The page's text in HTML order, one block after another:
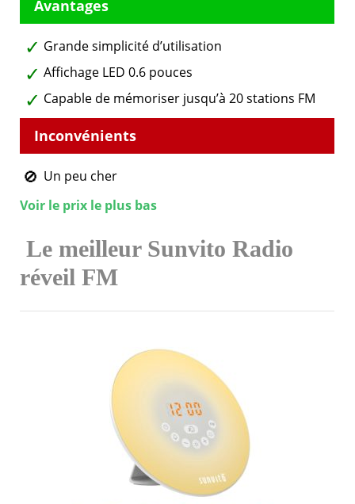
Grande simplicité d’utilisation
Affichage LED 0.6 pouces
Capable de mémoriser jusqu’à 20 stations FM
Un peu cher
Voir le prix le plus bas
Le meilleur Sunvito Radio
réveil FM